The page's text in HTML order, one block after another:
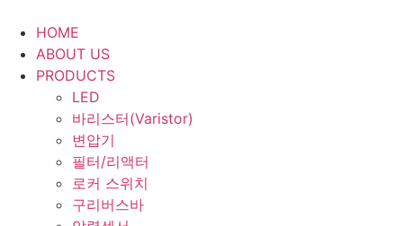
HOME
ABOUT US
PRODUCTS
LED
바리스터(Varistor)
변압기
필터/리액터
로커 스위치
구리버스바